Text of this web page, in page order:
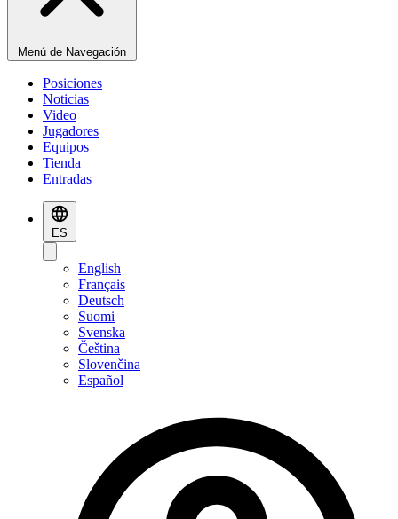
Menú de Navegación
Posiciones
Noticias
Video
Jugadores
Equipos
Tienda
Entradas
ES
English
Français
Deutsch
Suomi
Svenska
Čeština
Slovenčina
Español